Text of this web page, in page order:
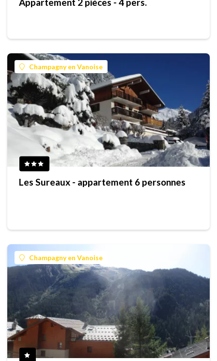
Appartement 2 pièces - 4 pers.
Champagny en Vanoise
Les Sureaux - appartement 6 personnes
Champagny en Vanoise